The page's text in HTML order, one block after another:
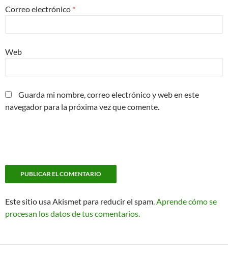
Correo electrónico *
Web
Guarda mi nombre, correo electrónico y web en este
navegador para la próxima vez que comente.
Este sitio usa Akismet para reducir el spam. Aprende cómo se
procesan los datos de tus comentarios.